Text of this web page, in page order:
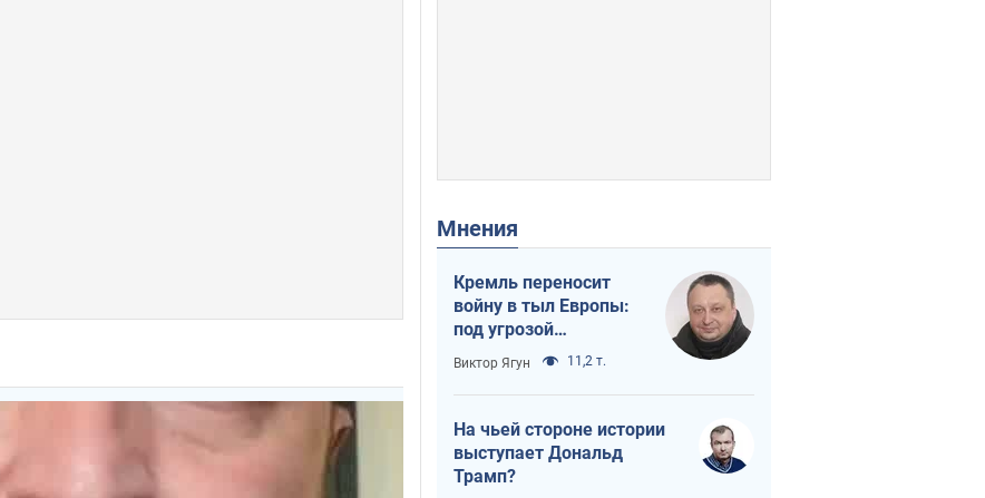
Мнения
Кремль переносит
войну в тыл Европы:
под угрозой
критическая
логистика
Виктор Ягун 11,2 т.
На чьей стороне истории
выступает Дональд
Трамп?